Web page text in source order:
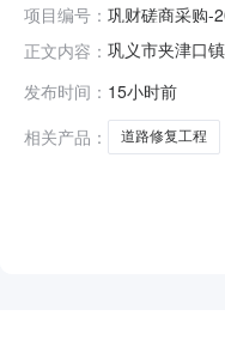
项目编号： 巩财磋商采购-
正文内容： 巩义市夹津口
内容供应商名
发布时间： 15小时前
相关产品：
道路修复工程